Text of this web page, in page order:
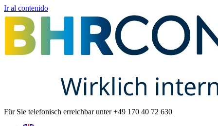
Ir al contenido
Für Sie telefonisch erreichbar unter +49 170 40 72 630